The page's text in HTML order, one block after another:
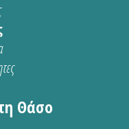
Θάσο